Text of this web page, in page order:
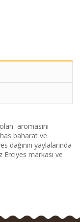
aromasını
baharat ve
dağının yaylalarında
markası ve